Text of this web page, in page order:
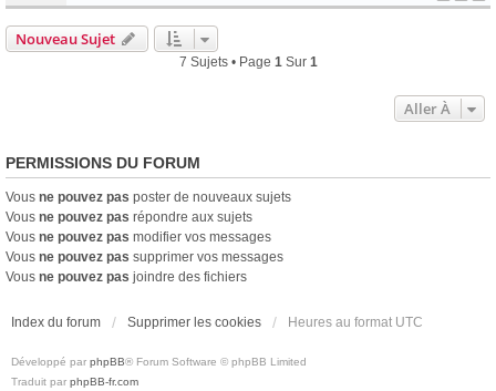
Nouveau Sujet
7 Sujets • Page 1 Sur 1
Aller À
PERMISSIONS DU FORUM
Vous ne pouvez pas poster de nouveaux sujets
Vous ne pouvez pas répondre aux sujets
Vous ne pouvez pas modifier vos messages
Vous ne pouvez pas supprimer vos messages
Vous ne pouvez pas joindre des fichiers
Index du forum Supprimer les cookies Heures au format UTC
Développé par phpBB® Forum Software © phpBB Limited
Traduit par phpBB-fr.com